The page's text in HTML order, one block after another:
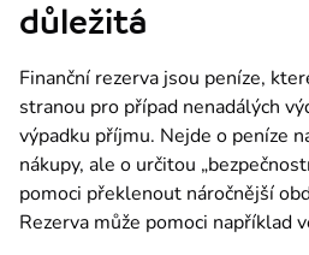
důležitá
Finanční rezerva jsou peníze,
stranou pro případ nenadálých
výpadku příjmu. Nejde o peníze
nákupy, ale o určitou
pomoci překlenout náročnější
Rezerva může pomoci například